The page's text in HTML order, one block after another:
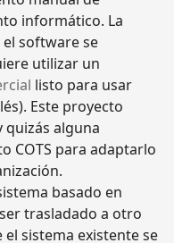
informático. La
software se
utilizar un
listo para usar
Este proyecto
alguna
COTS para adaptarlo
basado en
trasladado a otro
sistema existente se